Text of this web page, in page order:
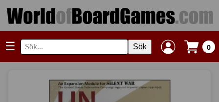
☰ Sök 0